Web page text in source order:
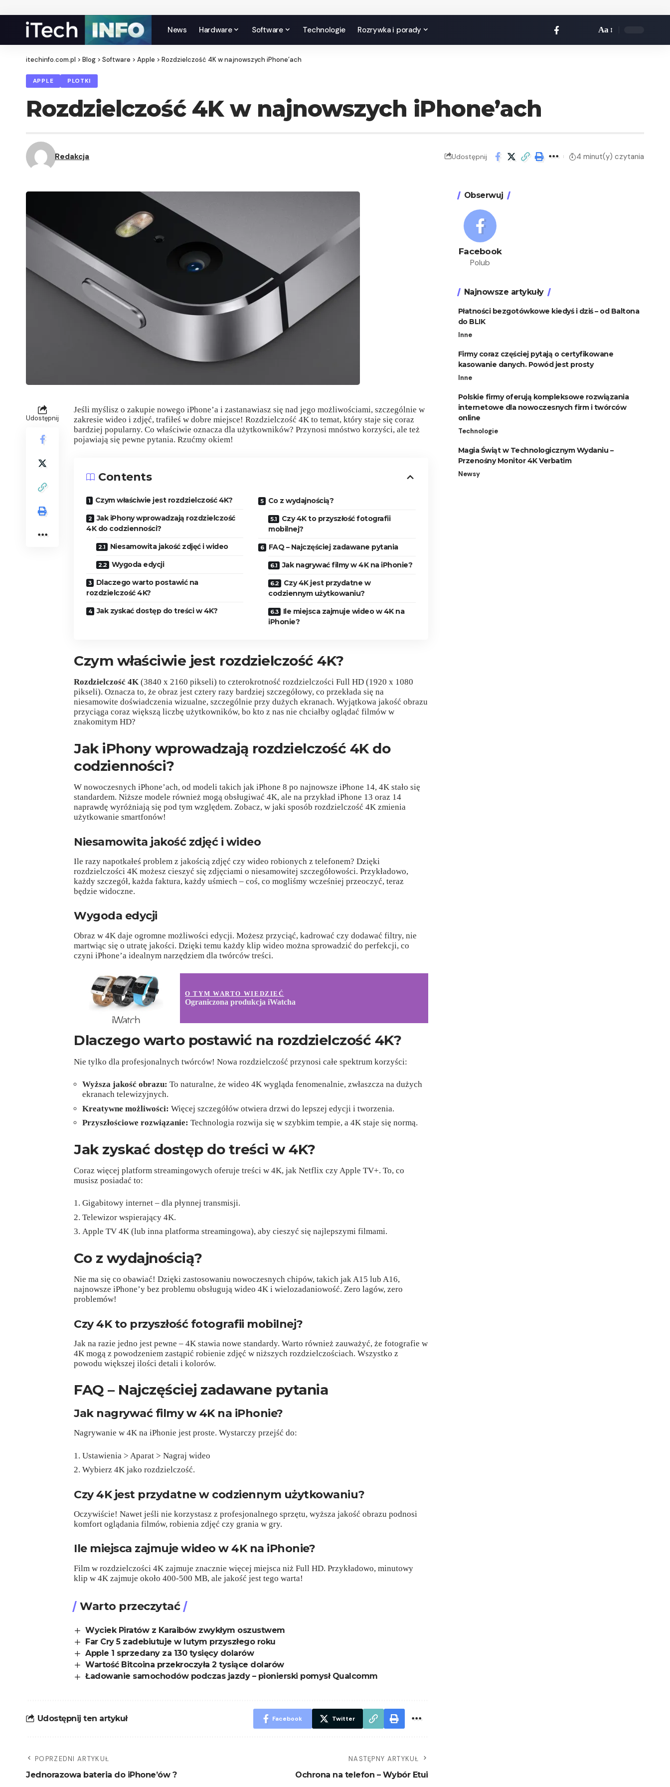
News Hardware Software Technologie Rozrywka i porady Aa
itechinfo.com.pl > Blog > Software > Apple > Rozdzielczość 4K w najnowszych iPhone’ach
APPLE PLOTKI
Rozdzielczość 4K w najnowszych iPhone’ach
Redakcja Udostępnij 4 minut(y) czytania
Udostępnij
Jeśli myślisz o zakupie nowego iPhone’a i zastanawiasz się nad jego możliwościami, szczególnie w
zakresie wideo i zdjęć, trafiłeś w dobre miejsce! Rozdzielczość 4K to temat, który staje się coraz
bardziej popularny. Co właściwie oznacza dla użytkowników? Przynosi mnóstwo korzyści, ale też
pojawiają się pewne pytania. Rzućmy okiem!
Contents
Czym właściwie jest rozdzielczość 4K?
Jak iPhony wprowadzają rozdzielczość
4K do codzienności?
Niesamowita jakość zdjęć i wideo
Wygoda edycji
Dlaczego warto postawić na
rozdzielczość 4K?
Jak zyskać dostęp do treści w 4K?
Co z wydajnością?
Czy 4K to przyszłość fotografii
mobilnej?
FAQ – Najczęściej zadawane pytania
Jak nagrywać filmy w 4K na iPhonie?
Czy 4K jest przydatne w
codziennym użytkowaniu?
Ile miejsca zajmuje wideo w 4K na
iPhonie?
Czym właściwie jest rozdzielczość 4K?
Rozdzielczość 4K (3840 x 2160 pikseli) to czterokrotność rozdzielczości Full HD (1920 x 1080
pikseli). Oznacza to, że obraz jest cztery razy bardziej szczegółowy, co przekłada się na
niesamowite doświadczenia wizualne, szczególnie przy dużych ekranach. Wyjątkowa jakość obrazu
przyciąga coraz większą liczbę użytkowników, bo kto z nas nie chciałby oglądać filmów w
znakomitym HD?
Jak iPhony wprowadzają rozdzielczość 4K do
codzienności?
W nowoczesnych iPhone’ach, od modeli takich jak iPhone 8 po najnowsze iPhone 14, 4K stało się
standardem. Niższe modele również mogą obsługiwać 4K, ale na przykład iPhone 13 oraz 14
naprawdę wyróżniają się pod tym względem. Zobacz, w jaki sposób rozdzielczość 4K zmienia
użytkowanie smartfonów!
Niesamowita jakość zdjęć i wideo
Ile razy napotkałeś problem z jakością zdjęć czy wideo robionych z telefonem? Dzięki
rozdzielczości 4K możesz cieszyć się zdjęciami o niesamowitej szczegółowości. Przykładowo,
każdy szczegół, każda faktura, każdy uśmiech – coś, co mogliśmy wcześniej przeoczyć, teraz
będzie widoczne.
Wygoda edycji
Obraz w 4K daje ogromne możliwości edycji. Możesz przyciąć, kadrować czy dodawać filtry, nie
martwiąc się o utratę jakości. Dzięki temu każdy klip wideo można sprowadzić do perfekcji, co
czyni iPhone’a idealnym narzędziem dla twórców treści.
O TYM WARTO WIEDZIEĆ
Ograniczona produkcja iWatcha
Dlaczego warto postawić na rozdzielczość 4K?
Nie tylko dla profesjonalnych twórców! Nowa rozdzielczość przynosi całe spektrum korzyści:
Wyższa jakość obrazu: To naturalne, że wideo 4K wygląda fenomenalnie, zwłaszcza na dużych
ekranach telewizyjnych.
Kreatywne możliwości: Więcej szczegółów otwiera drzwi do lepszej edycji i tworzenia.
Przyszłościowe rozwiązanie: Technologia rozwija się w szybkim tempie, a 4K staje się normą.
Jak zyskać dostęp do treści w 4K?
Coraz więcej platform streamingowych oferuje treści w 4K, jak Netflix czy Apple TV+. To, co
musisz posiadać to:
Gigabitowy internet – dla płynnej transmisji.
Telewizor wspierający 4K.
Apple TV 4K (lub inna platforma streamingowa), aby cieszyć się najlepszymi filmami.
Co z wydajnością?
Nie ma się co obawiać! Dzięki zastosowaniu nowoczesnych chipów, takich jak A15 lub A16,
najnowsze iPhone’y bez problemu obsługują wideo 4K i wielozadaniowość. Zero lagów, zero
problemów!
Czy 4K to przyszłość fotografii mobilnej?
Jak na razie jedno jest pewne – 4K stawia nowe standardy. Warto również zauważyć, że fotografie w
4K mogą z powodzeniem zastąpić robienie zdjęć w niższych rozdzielczościach. Wszystko z
powodu większej ilości detali i kolorów.
FAQ – Najczęściej zadawane pytania
Jak nagrywać filmy w 4K na iPhonie?
Nagrywanie w 4K na iPhonie jest proste. Wystarczy przejść do:
Ustawienia > Aparat > Nagraj wideo
Wybierz 4K jako rozdzielczość.
Czy 4K jest przydatne w codziennym użytkowaniu?
Oczywiście! Nawet jeśli nie korzystasz z profesjonalnego sprzętu, wyższa jakość obrazu podnosi
komfort oglądania filmów, robienia zdjęć czy grania w gry.
Ile miejsca zajmuje wideo w 4K na iPhonie?
Film w rozdzielczości 4K zajmuje znacznie więcej miejsca niż Full HD. Przykładowo, minutowy
klip w 4K zajmuje około 400-500 MB, ale jakość jest tego warta!
Warto przeczytać
Wyciek Piratów z Karaibów zwykłym oszustwem
Far Cry 5 zadebiutuje w lutym przyszłego roku
Apple 1 sprzedany za 130 tysięcy dolarów
Wartość Bitcoina przekroczyła 2 tysiące dolarów
Ładowanie samochodów podczas jazdy – pionierski pomysł Qualcomm
Udostępnij ten artykuł Facebook Twitter
POPRZEDNI ARTYKUŁ
Jednorazowa bateria do iPhone’ów ?
NASTĘPNY ARTYKUŁ
Ochrona na telefon – Wybór Etui
Obserwuj
Facebook
Polub
Najnowsze artykuły
Płatności bezgotówkowe kiedyś i dziś – od Baltona
do BLIK
Inne
Firmy coraz częściej pytają o certyfikowane
kasowanie danych. Powód jest prosty
Inne
Polskie firmy oferują kompleksowe rozwiązania
internetowe dla nowoczesnych firm i twórców
online
Technologie
Magia Świąt w Technologicznym Wydaniu –
Przenośny Monitor 4K Verbatim
Newsy